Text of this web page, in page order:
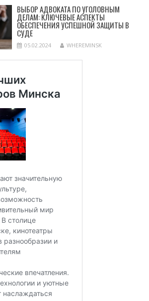
ВЫБОР АДВОКАТА ПО УГОЛОВНЫМ
ДЕЛАМ: КЛЮЧЕВЫЕ АСПЕКТЫ
ОБЕСПЕЧЕНИЯ УСПЕШНОЙ ЗАЩИТЫ В
СУДЕ
05.02.2024 WHEREMINSK